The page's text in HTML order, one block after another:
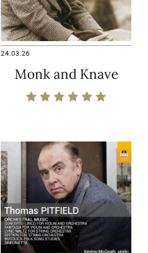
24.03.26
Monk and Knave